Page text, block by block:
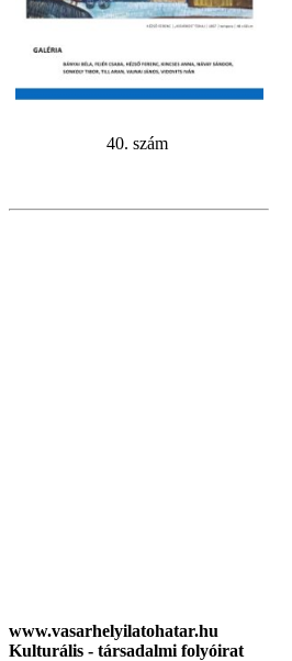
40. szám
www.vasarhelyilatohatar.hu
Kulturális - társadalmi folyóirat